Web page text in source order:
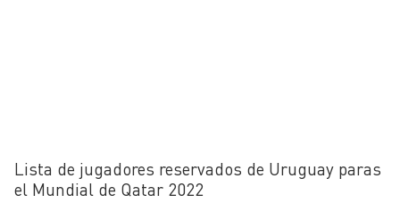
Lista de jugadores reservados de Uruguay paras
el Mundial de Qatar 2022